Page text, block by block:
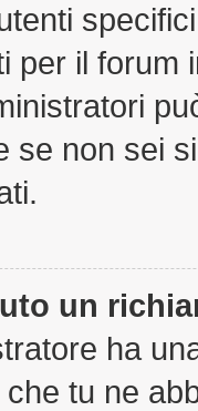
per il forum
se non sei
un
ha
tu ne